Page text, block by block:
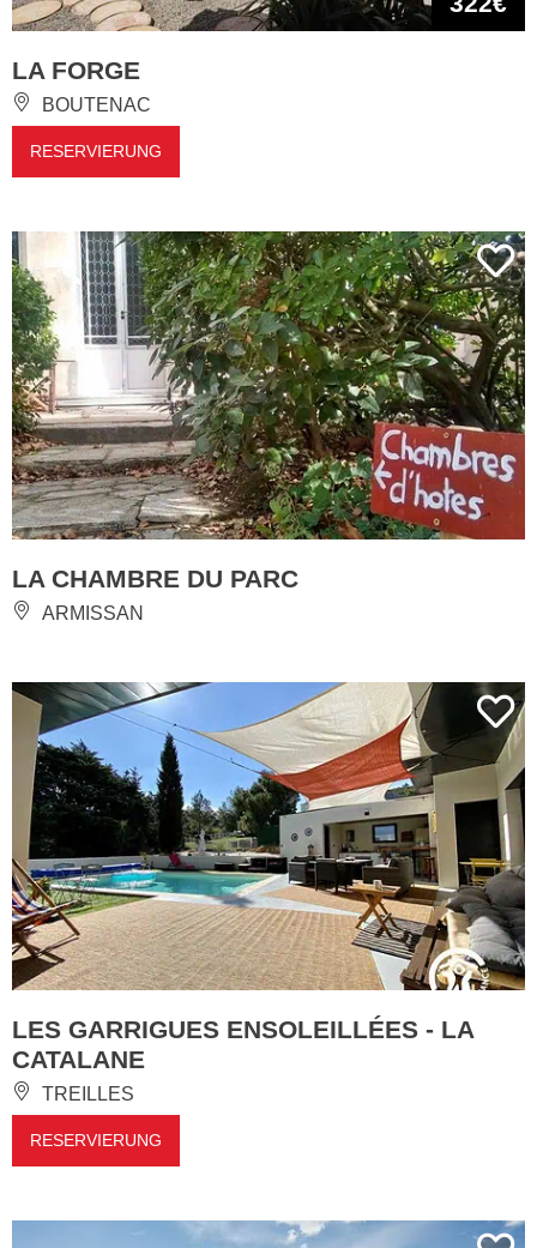
LA FORGE
BOUTENAC
RESERVIERUNG
LA CHAMBRE DU PARC
ARMISSAN
LES GARRIGUES ENSOLEILLÉES - LA
CATALANE
TREILLES
RESERVIERUNG